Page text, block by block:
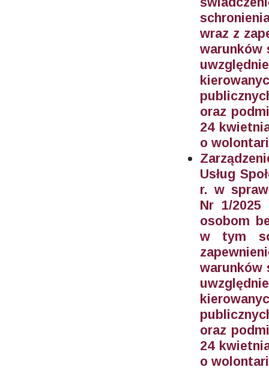
wraz z
warunków
oraz
24
o
Usług
r. w
Nr 1/2025
osobom
w tym
warunków
oraz
24
o